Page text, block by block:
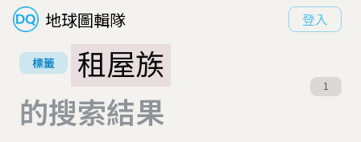
地球圖輯隊 登入
標籤
租屋族
的搜索結果
1